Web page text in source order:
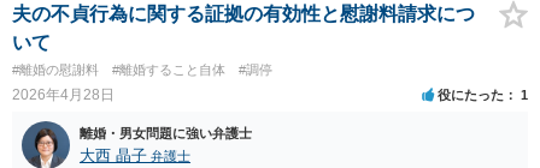
か ・子の有無 ・離婚するか否か、別居の有無 ３．その他 ・不倫相手
の資力 ・配偶者から離婚（不倫）慰謝料を受け取るか否か そのため、
いては、不倫関係の事実を、原告側が具体的に主張立証しなければい
けません。 つまり、お手持ちの証拠の充実具合によっても、請求金額
は大きく変わってきます。 したがって、現在の交渉状況や、訴訟をし
た場合のタイパ・コスパも踏まえて判断することになります。 具体的
夫の不貞行為に関する証拠の有効性と慰謝料請求につ
いて
#離婚の慰謝料 #離婚すること自体 #調停
2026年4月28日 役にたった 1
離婚・男女問題に強い弁護士
大西 晶子 弁護士